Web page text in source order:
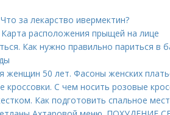
за лекарство ивермектин?
расположения прыщей на лице
Как нужно правильно париться в
женщин 50 лет. Фасоны женских
кроссовки. С чем носить розовые
Как подготовить спальное